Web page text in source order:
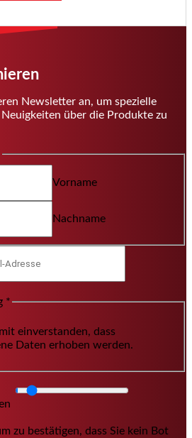
Newsletter an, um spezielle
über die Produkte zu
Vorname
Nachname
*
einverstanden, dass
Daten erhoben werden.
zu bestätigen, dass Sie kein Bot